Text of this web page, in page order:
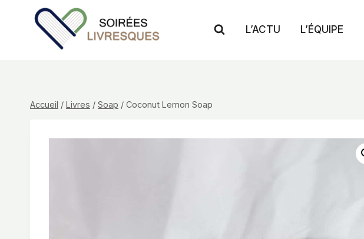
L’ACTU L’ÉQUIPE
Accueil / Livres / Soap / Coconut Lemon Soap